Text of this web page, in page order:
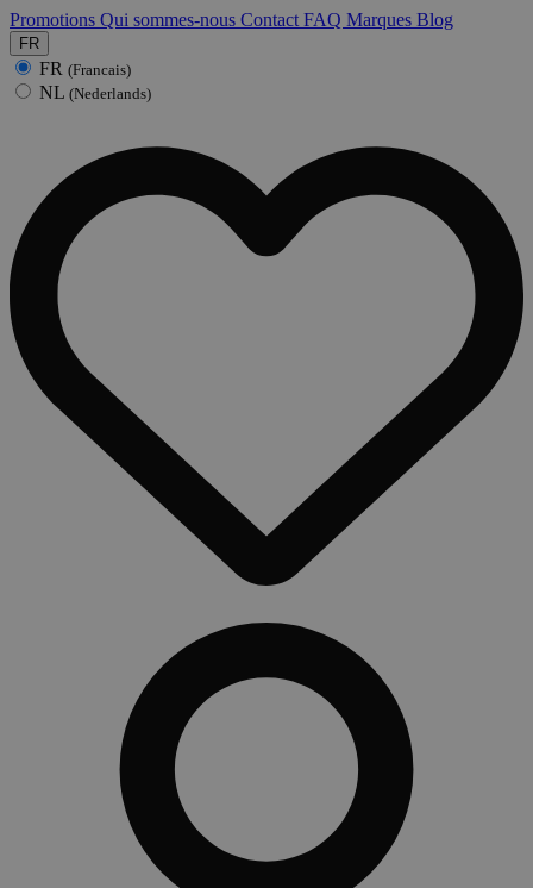
Promotions Qui sommes-nous Contact FAQ Marques Blog
FR
FR (Francais)
NL (Nederlands)